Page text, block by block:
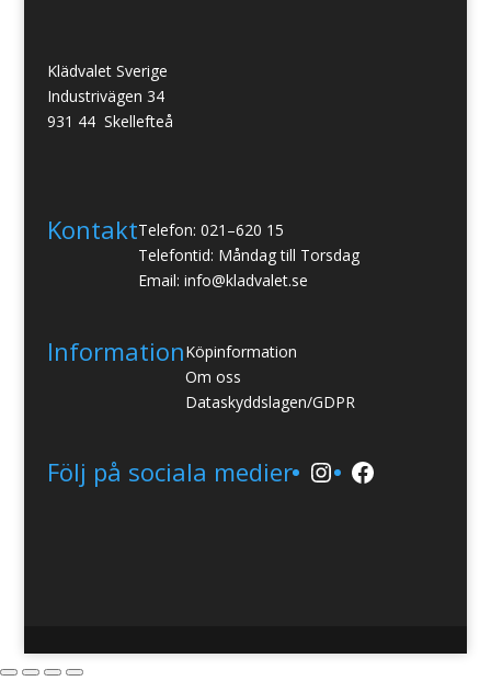
Klädvalet Sverige
Industrivägen 34
931 44 Skellefteå
KontaktTelefon: 021–620 15
Telefontid: Måndag till Torsdag
Email: info@kladvalet.se
InformationKöpinformation
Om oss
Dataskyddslagen/GDPR
Följ på sociala medier Instagram
Facebook